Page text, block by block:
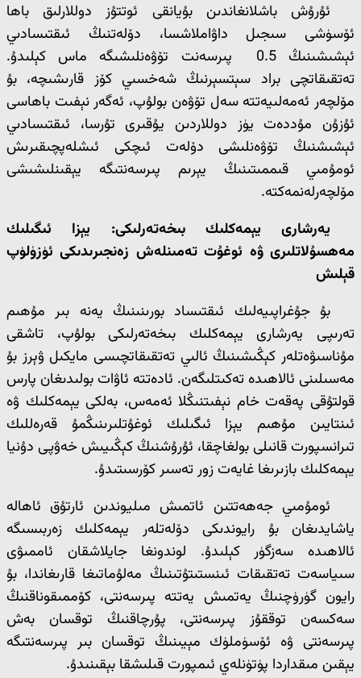
ئۇرۇش باشلانغاندىن بۇيانقى ئوتتۇز دوللارلىق باھا
ئۆسۈشى سىجىل داۋاملاشسا، دۆلەتنىڭ ئىقتىسادىي
ئېشىشىنىڭ 0.5 پىرسەنت تۆۋەنلىشىگە ماس كېلىدۇ.
تەتقىقاتچى براد سېتسېرنىڭ شەخسىي كۆز قارىشىچە، بۇ
مۆلچەر ئەمەلىيەتتە سەل تۆۋەن بولۇپ، ئەگەر نېفىت باھاسى
ئۇزۇن مۇددەت يۈز دوللاردىن يۇقىرى تۇرسا، ئىقتىسادىي
ئېشىشنىڭ تۆۋەنلىشى دۆلەت ئىچكى ئىشلەپچىقىرىش
ئومۇمىي قىممىتىنىڭ يېرىم پىرسەنتىگە يېقىنلىشىشى
مۆلچەرلەنمەكتە.
يەرشارى يېمەكلىك بىخەتەرلىكى: يېزا ئىگىلىك
مەھسۇلاتلىرى ۋە ئوغۇت تەمىنلەش زەنجىرىدىكى ئۈزۈلۈپ
قېلىش
بۇ جۇغراپىيەلىك ئىقتىساد بورىنىنىڭ يەنە بىر مۇھىم
تەرىپى يەرشارى يېمەكلىك بىخەتەرلىكى بولۇپ، تاشقى
مۇناسىۋەتلەر كېڭىشىنىڭ ئالىي تەتقىقاتچىسى مايكىل ۋېرز بۇ
مەسىلىنى ئالاھىدە تەكىتلىگەن. ئادەتتە ئاۋات بولىدىغان پارس
قولتۇقى پەقەت خام نېفىتنىڭلا ئەمەس، بەلكى يېمەكلىك ۋە
ئىنتايىن مۇھىم يېزا ئىگىلىك ئوغۇتلىرىنىڭمۇ قەرەللىك
تىرانسپورت قانىلى بولغاچقا، ئۇرۇشنىڭ كېڭىيىش خەۋپى دۇنيا
يېمەكلىك بازىرىغا غايەت زور تەسىر كۆرسىتىدۇ.
ئومۇمىي جەھەتتىن ئاتمىش مىليوندىن ئارتۇق ئاھالە
ياشايدىغان بۇ رايوندىكى دۆلەتلەر يېمەكلىك زەربىسىگە
ئالاھىدە سەزگۈر كېلىدۇ. لوندونغا جايلاشقان ئاممىۋى
سىياسەت تەتقىقات ئىنستىتۇتىنىڭ مەلۇماتىغا قارىغاندا، بۇ
رايون گۈرۈچنىڭ يەتمىش يەتتە پىرسەنتى، كۆممىقوناقنىڭ
سەكسەن توققۇز پىرسەنتى، پۇرچاقنىڭ توقسان بەش
پىرسەنتى ۋە ئۆسۈملۈك مېيىنىڭ توقسان بىر پىرسەنتىگە
يېقىن مىقداردا پۈتۈنلەي ئىمپورت قىلىشقا بېقىنىدۇ.